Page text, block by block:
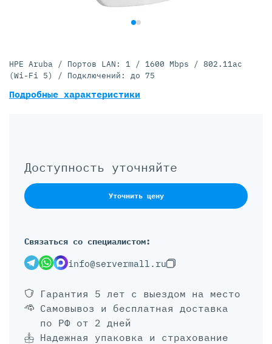
Доступность уточняйте
Уточнить цену
Связаться со специалистом:
info@servermall.ru
Гарантия 5 лет с выездом на место
Самовывоз и бесплатная доставка
по РФ от 2 дней
Надежная упаковка и страхование
HPE Aruba / Портов LAN: 1 / 1600 Mbps / 802.11ac
(Wi-Fi 5) / Подключений: до 75
Подробные характеристики